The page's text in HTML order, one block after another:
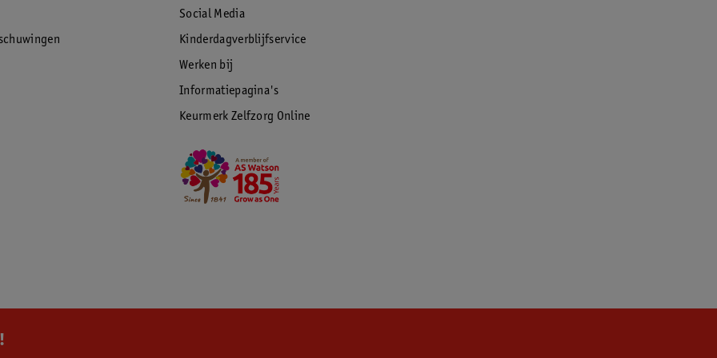
links en rechts apart verkrijgbaar (nietSocial Media
Kinderdagverblijfservice
Werken bij
Informatiepagina's
Keurmerk Zelfzorg Online